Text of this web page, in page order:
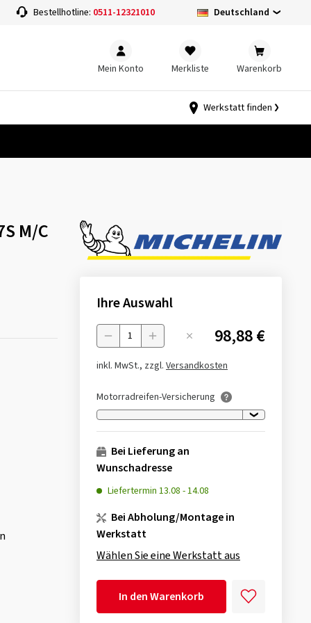
Bestellhotline: 0511-12321010 Deutschland
Mein Konto Merkliste Warenkorb
Werkstatt finden
M/C
Ihre Auswahl
Menge 98,88 €
inkl. MwSt., zzgl. Versandkosten
Motorradreifen-Versicherung
Bei Lieferung an
Wunschadresse
Liefertermin 13.08 -14.08
Bei Abholung/Montage in
Werkstatt
Wählen Sie eine Werkstatt aus
In den Warenkorb